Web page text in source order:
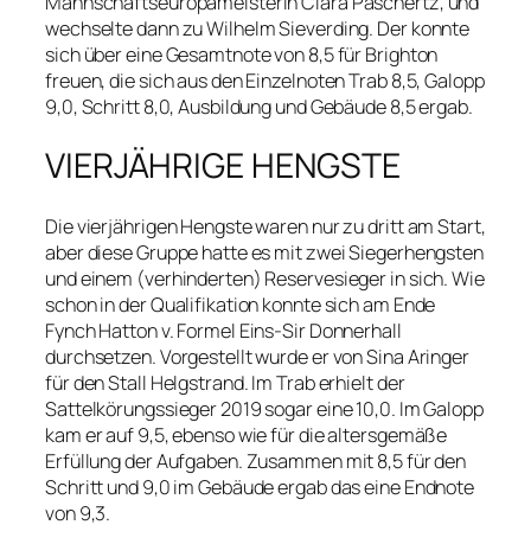
wechselte dann zu Wilhelm Sieverding. Der konnte
sich über eine Gesamtnote von 8,5 für Brighton
freuen, die sich aus den Einzelnoten Trab 8,5, Galopp
9,0, Schritt 8,0, Ausbildung und Gebäude 8,5 ergab.
VIERJÄHRIGE HENGSTE
Die vierjährigen Hengste waren nur zu dritt am Start,
aber diese Gruppe hatte es mit zwei Siegerhengsten
und einem (verhinderten) Reservesieger in sich. Wie
schon in der Qualifikation konnte sich am Ende
Fynch Hatton v. Formel Eins-Sir Donnerhall
durchsetzen. Vorgestellt wurde er von Sina Aringer
für den Stall Helgstrand. Im Trab erhielt der
Sattelkörungssieger 2019 sogar eine 10,0. Im Galopp
kam er auf 9,5, ebenso wie für die altersgemäße
Erfüllung der Aufgaben. Zusammen mit 8,5 für den
Schritt und 9,0 im Gebäude ergab das eine Endnote
von 9,3.